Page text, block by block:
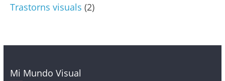
Trastorns visuals (2)
Mi Mundo Visual